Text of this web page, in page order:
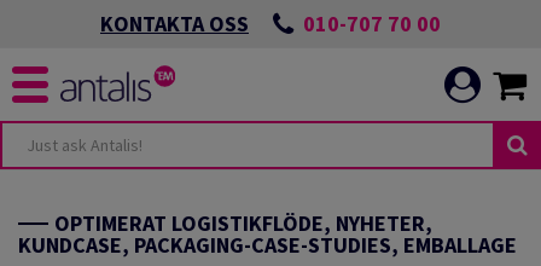
KONTAKTA OSS 010-707 70 00
OPTIMERAT LOGISTIKFLÖDE, NYHETER,
KUNDCASE, PACKAGING-CASE-STUDIES, EMBALLAGE